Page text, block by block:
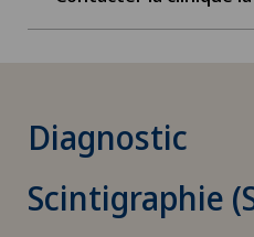
Diagnostic
Scintigraphie